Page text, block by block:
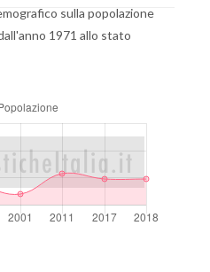
sulla popolazione
1971 allo stato